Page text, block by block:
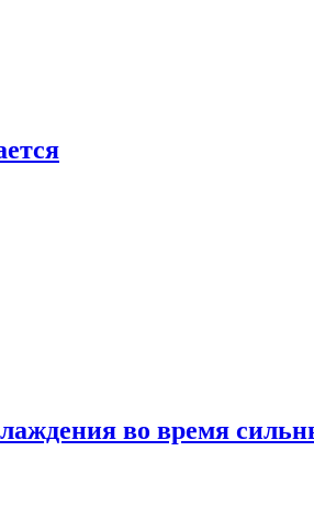
во время